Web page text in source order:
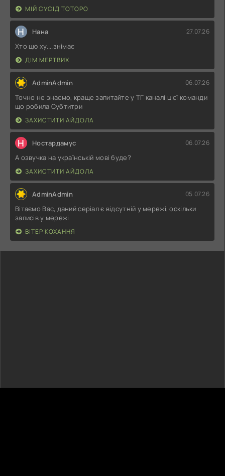
МІЙ СУСІД ТОТОРО
Н Нана 27.07.26
Хто цю ху....знімає
ДІМ МЕРТВИХ
AdminAdmin 06.07.26
Точно не знаємо, краще запитайте у ТГ каналі цієї команди
що робила Субтитри
ЗАХИСТИТИ АЙДОЛА
Н Ностардамус 06.07.26
А озвучка на українській мові буде?
ЗАХИСТИТИ АЙДОЛА
AdminAdmin 05.07.26
Вітаємо Вас, даний серіал є відсутній у мережі, оскільки
записів у мережі
ВІТЕР КОХАННЯ